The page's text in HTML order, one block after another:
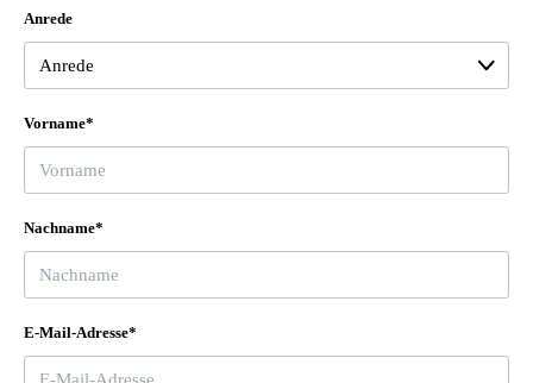
Anrede
Vorname*
Nachname*
E-Mail-Adresse*